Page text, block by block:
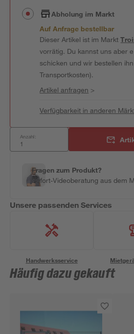
Abholung im Markt
Auf Anfrage bestellbar
Dieser Artikel ist im Markt
vorrätig. Du kannst uns aber
schicken und wir bestellen
Transportkosten).
Artikel anfragen >
Verfügbarkeit in anderen
Anzahl:
Fragen zum Produkt?
Sofort-Videoberatung aus dem
Unsere passenden Services
Handwerksservice
Häufig dazu gekauft